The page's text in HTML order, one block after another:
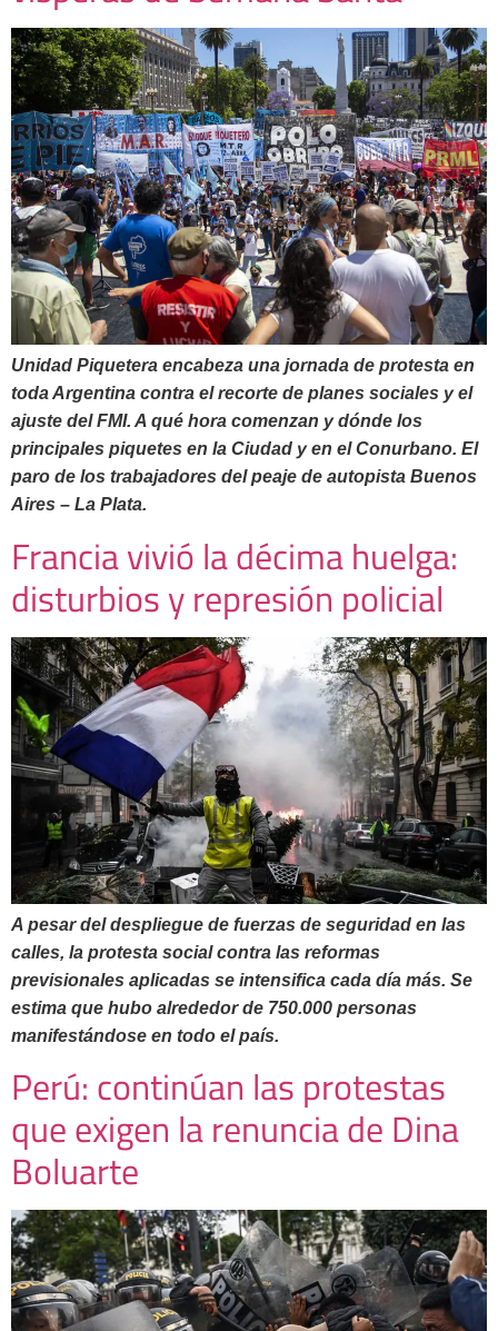
Unidad Piquetera encabeza una jornada de protesta en
toda Argentina contra el recorte de planes sociales y el
ajuste del FMI. A qué hora comenzan y dónde los
principales piquetes en la Ciudad y en el Conurbano. El
paro de los trabajadores del peaje de autopista Buenos
Aires – La Plata.
Francia vivió la décima huelga:
disturbios y represión policial
A pesar del despliegue de fuerzas de seguridad en las
calles, la protesta social contra las reformas
previsionales aplicadas se intensifica cada día más. Se
estima que hubo alrededor de 750.000 personas
manifestándose en todo el país.
Perú: continúan las protestas
que exigen la renuncia de Dina
Boluarte